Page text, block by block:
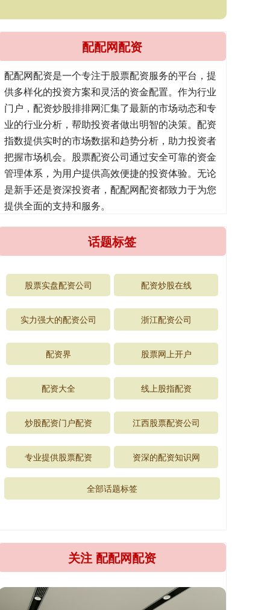
配配网配资
配配网配资是一个专注于股票配资服务的平台，提
供多样化的投资方案和灵活的资金配置。作为行业
门户，配资炒股排排网汇集了最新的市场动态和专
业的行业分析，帮助投资者做出明智的决策。配资
指数提供实时的市场数据和趋势分析，助力投资者
把握市场机会。股票配资公司通过安全可靠的资金
管理体系，为用户提供高效便捷的投资体验。无论
是新手还是资深投资者，配配网配资都致力于为您
提供全面的支持和服务。
话题标签
股票实盘配资公司 配资炒股在线
实力强大的配资公司 浙江配资公司
配资界 股票网上开户
配资大全 线上股指配资
炒股配资门户配资 江西股票配资公司
专业提供股票配资 资深的配资知识网
全部话题标签
关注 配配网配资